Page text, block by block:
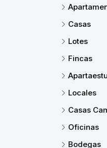
Casas
Lotes
Fincas
Locales
Casas
Oficinas
Bodegas